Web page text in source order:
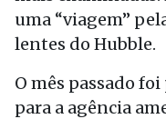
uma “viagem”
lentes do Hubble.
O mês passado
para a agência